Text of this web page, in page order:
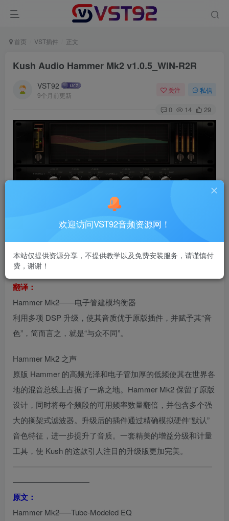
首页 VST插件 正文
Kush Audio Hammer Mk2 v1.0.5_WIN-R2R
VST92
9个月前更新
关注 私信
0 14 29
均衡器插件Kush Audio Hammer Mk2
VST插件格式：
VST3/AAX
翻译：
Hammer Mk2——电子管建模均衡器
利用多项 DSP 升级，使其音质优于原版插件，并赋予其“音
色”，简而言之，就是“与众不同”。
Hammer Mk2 之声
原版 Hammer 的高频光泽和电子管加厚的低频使其在世界各
地的混音总线上占据了一席之地。Hammer Mk2 保留了原版
设计，同时将每个频段的可用频率数量翻倍，并包含多个强
大的搁架式滤波器。升级后的插件通过精确模拟硬件“默认”
音色特征，进一步提升了音质。一套精美的增益分级和计量
工具，使 Kush 的这款引人注目的升级版更加完美。
——————————————————————————
——————————
原文：
Hammer Mk2—–Tube-Modeled EQ
欢迎访问VST92音频资源网！
本站仅提供资源分享，不提供教学以及免费安装服务，请谨慎付
费，谢谢！